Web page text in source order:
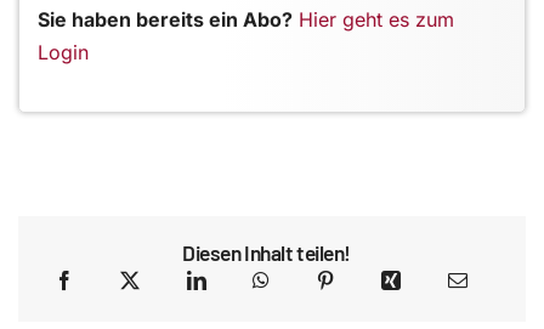
Sie haben bereits ein Abo? Hier geht es zum
Login
Diesen Inhalt teilen!